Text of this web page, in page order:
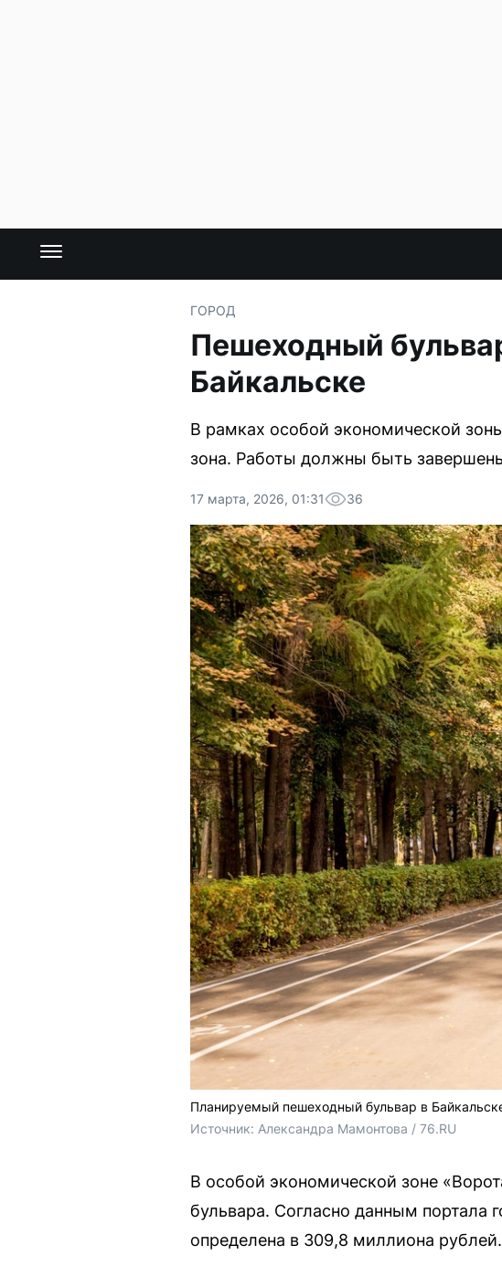
ГОРОД
Пешеходный
Байкальске
В рамках особой экономической
зона. Работы должны быть
17 марта, 2026, 01:31 36
Планируемый пешеходный бульвар в
Источник: Александра Мамонтова / 76.RU
В особой экономической зоне
бульвара. Согласно данным портала
определена в 309,8 миллиона рублей.